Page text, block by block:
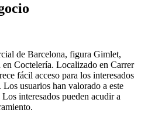
de Barcelona, figura Gimlet,
en Coctelería. Localizado en Carrer
fácil acceso para los interesados
usuarios han valorado a este
interesados pueden acudir a